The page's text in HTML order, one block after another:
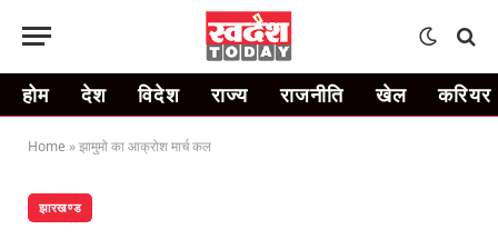
होम देश विदेश राज्य राजनीति खेल करियर
Home »झामुमो का आक्रोश मार्च कल
झारखण्ड